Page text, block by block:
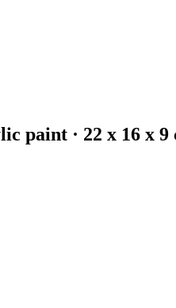
paint · 22 x 16 x 9